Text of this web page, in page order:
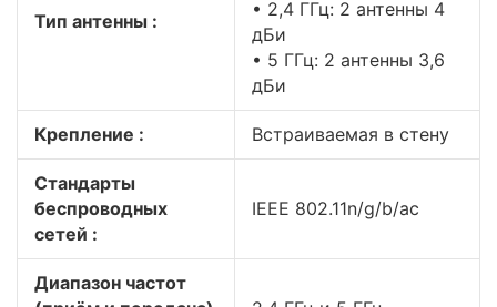
Тип антенны :
• 2,4 ГГц: 2 антенны 4
дБи
• 5 ГГц: 2 антенны 3,6
дБи
Крепление : Встраиваемая в стену
Стандарты
беспроводных
сетей :
IEEE 802.11n/g/b/ac
Диапазон частот